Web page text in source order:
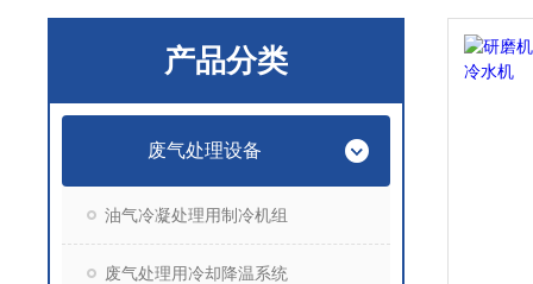
产品分类
废气处理设备
油气冷凝处理用制冷机组
废气处理用冷却降温系统